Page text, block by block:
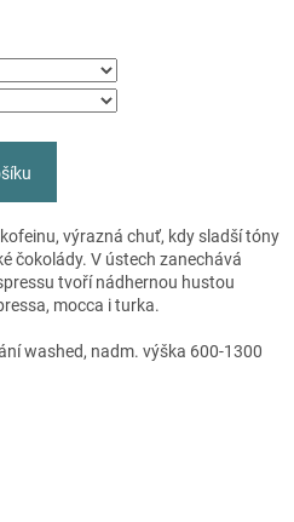
výrazná chuť, kdy sladší tóny
čokolády. V ústech zanechává
tvoří nádhernou hustou
mocca i turka.
washed, nadm. výška 600-1300